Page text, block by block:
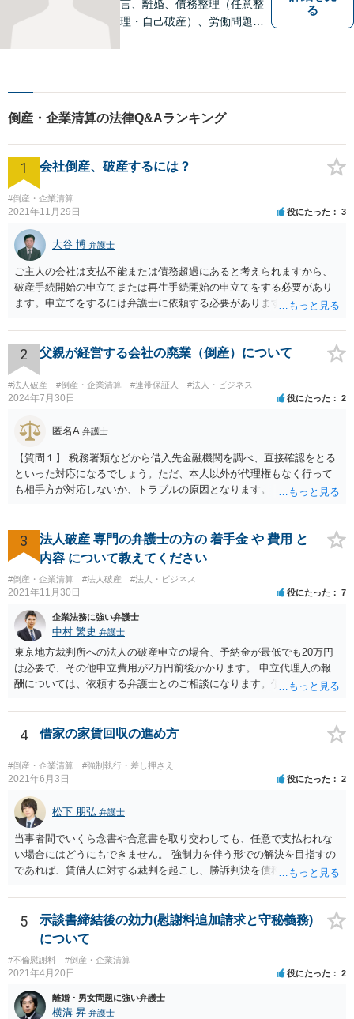
言、離婚、債務整理（任意整
理・自己破産）、労働問題
ずはご相談ください。問題の
たします。【近隣駐車場あ
り】
る
倒産・企業清算の法律Q&Aランキング
1 会社倒産、破産するには？
#倒産・企業清算
2021年11月29日 役にたった 3
大谷 博 弁護士
ご主人の会社は支払不能または債務超過にあると考えられますから、
破産手続開始の申立てまたは再生手続開始の申立てをする必要があり
ます。申立てをするには弁護士に依頼する必要がありますから、会社
2 父親が経営する会社の廃業（倒産）について
#法人破産 #倒産・企業清算 #連帯保証人 #法人・ビジネス
2024年7月30日 役にたった 2
匿名A 弁護士
【質問１】 税務署類などから借入先金融機関を調べ、直接確認をとる
といった対応になるでしょう。ただ、本人以外が代理権もなく行って
も相手方が対応しないか、トラブルの原因となります。 【質問２】 約
あれば、相手方に直接確認を取る必要がありますが、上記と同様の注
意点があります。 【質問３】 税務処理、登記、清算人選任といった対
応になりますが、通常、弁護士だけで完結するわけではないので、金
額を回答することはできかねます。 また、負債を正確に把握されてい
らっしゃるわけではないことからすると、 破産対応の可能性もありま
す。その場合は、法人の規模次第で大きく金額が異なります。個人と
同視できる程度のものであれば、トータル５０万弱、そうでない場合
は１００万円以上となることが予想されます。
3
法人破産 専門の弁護士の方の 着手金 や 費用 と
内容 について教えてください
#倒産・企業清算 #法人破産 #法人・ビジネス
2021年11月30日 役にたった 7
企業法務に強い弁護士
中村 繁史 弁護士
東京地方裁判所への法人の破産申立の場合、予納金が最低でも20万円
は必要で、その他申立費用が2万円前後かかります。 申立代理人の報
酬については、依頼する弁護士とのご相談になります。債権者が少な
す。
4 借家の家賃回収の進め方
#倒産・企業清算 #強制執行・差し押さえ
2021年6月3日 役にたった 2
松下 朋弘 弁護士
当事者間でいくら念書や合意書を取り交わしても、任意で支払われな
い場合にはどうにもできません。 強制力を伴う形での解決を目指すの
であれば、賃借人に対する裁判を起こし、勝訴判決を債務名義とした
制執行認諾文言を入れた準消費貸借契約公正証書を作成し、滞納があ
った場合に強制執行を行うといった方法が考えられます。 裁判を避け
たい、相手方の協力が期待できるとのことであれば後者を利用するの
も手です。 どちらの手段を取るにしても弁護士に相談されることをお
すすめします。
5
示談書締結後の効力(慰謝料追加請求と守秘義務)
について
#不倫慰謝料 #倒産・企業清算
2021年4月20日 役にたった 2
離婚・男女問題に強い弁護士
横溝 昇 弁護士